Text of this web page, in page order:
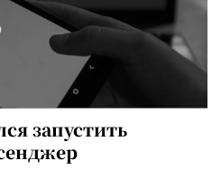
запустить